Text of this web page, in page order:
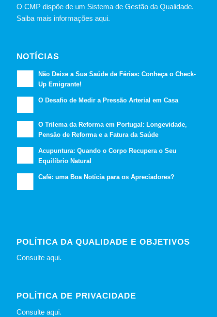
O CMP dispõe de um Sistema de Gestão da Qualidade.
Saiba mais informações aqui.
NOTÍCIAS
Não Deixe a Sua Saúde de Férias: Conheça o Check-
Up Emigrante!
O Desafio de Medir a Pressão Arterial em Casa
O Trilema da Reforma em Portugal: Longevidade,
Pensão de Reforma e a Fatura da Saúde
Acupuntura: Quando o Corpo Recupera o Seu
Equilíbrio Natural
Café: uma Boa Notícia para os Apreciadores?
POLÍTICA DA QUALIDADE E OBJETIVOS
Consulte aqui.
POLÍTICA DE PRIVACIDADE
Consulte aqui.